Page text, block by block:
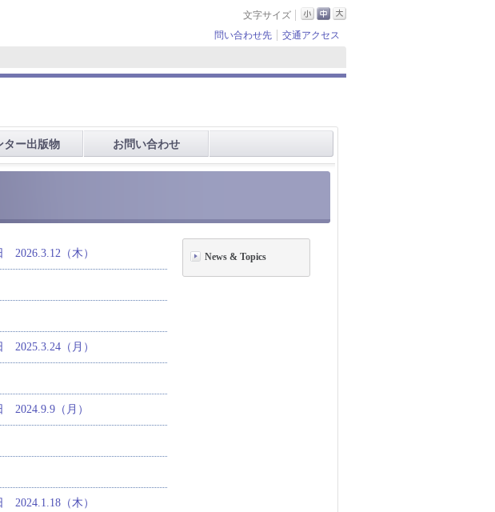
文字サイズ
問い合わせ先
交通アクセス
ター出版物 お問い合わせ
（木）
（月）
（月）
（木）
News & Topics